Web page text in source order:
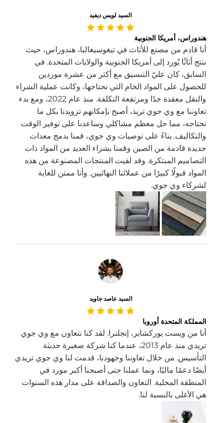
السيد لويس ديفيد
هندوراس، أمريكا الجنوبية
أنا قادم من مصنع للأثاث في تيغوسيغالبا، هندوراس، حيث
ننتج أثاثًا يُورد إلى أمريكا الجنوبية والولايات المتحدة. في
السابق، كان عليّ التنسيق مع أكثر من عشرة موردين
للحصول على المواد الخام التي نحتاجها، وكانت عملية الشراء
والنقل معقدة جدًا ومرتفعة التكلفة. منذ عام 2022، ومع بدء
تعاوننا مع وي جوي تريد، أصبح بإمكانهم تزويدنا بكل ما
نحتاجه، مما حل معظم مشاكلي وساعدنا على توفير الوقت
والتكاليف. بناءً على توصيات وي جوي، قمنا بدمج معدات
جديدة قادمة من الصين وقمنا بشراء العديد من المواد ذات
التصاميم المبتكرة. وقد لقيت المنتجات المصنوعة من هذه
المواد قبولًا كبيرًا من عملائنا النهائيين. وأنا ممتن للغاية
لشركاء وي جوي.
السيد عاصد جاويد
المملكة المتحدة أوروبا
أنا من ويست يوركشاير، إنجلترا. لقد كنا نتعاون مع وي جوي
تريدي منذ عام 2013، عندما كنا شركة صغيرة حديثة
التأسيس. من خلال تعاوننا وجهودنا، قدمت لنا وي جوي تريدي
أيضًا دعمًا ماليًا، ونما عملنا حتى أصبحنا أكبر مورد في
المنطقة المحلية. التعاون والصداقة على مدار هذه السنوات
هي الأغلى بالنسبة لنا.